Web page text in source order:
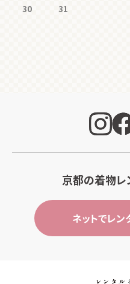
30 31
京都の着物レ
ネットでレン